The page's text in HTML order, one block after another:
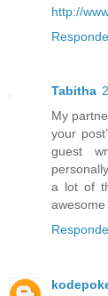
http://
Tabitha
My
your
guest
a lot of
awesome